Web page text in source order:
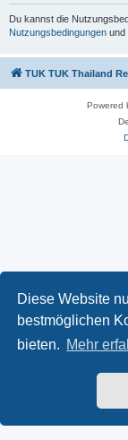
Diese Website
bestmöglichen
bieten. Mehr
Du kannst die
Nutzungsbedingungen und
TUK TUK Thailand
Powered